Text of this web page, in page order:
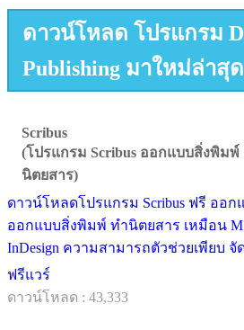
ดาวน์โหลด โปรแกรม
Publishing มาใหม่ล่าสุด
Scribus
(โปรแกรม Scribus ออกแบบสิ่งพิม
นิตยสาร)
ดาวน์โหลดโปรแกรม Scribus ฟรี ออ
ออกแบบสิ่งพิมพ์ ทำนิตยสาร เหมือน
InDesign ความสามารถตัวช่วยเพียบ
ฟรีแวร์
ดาวน์โหลด : 43,333